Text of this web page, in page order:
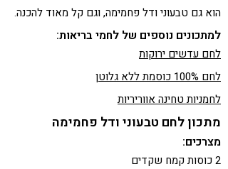
הוא גם טבעוני ודל פחמימה, וגם קל מאוד להכנה.
למתכונים נוספים של לחמי בריאות:
לחם עדשים ירוקות
לחם 100% כוסמת ללא גלוטן
לחמניות טחינה אווריריות
מתכון לחם טבעוני ודל פחמימה
מצרכים:
2 כוסות קמח שקדים